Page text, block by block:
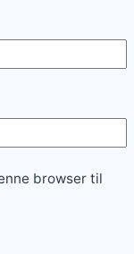
browser til